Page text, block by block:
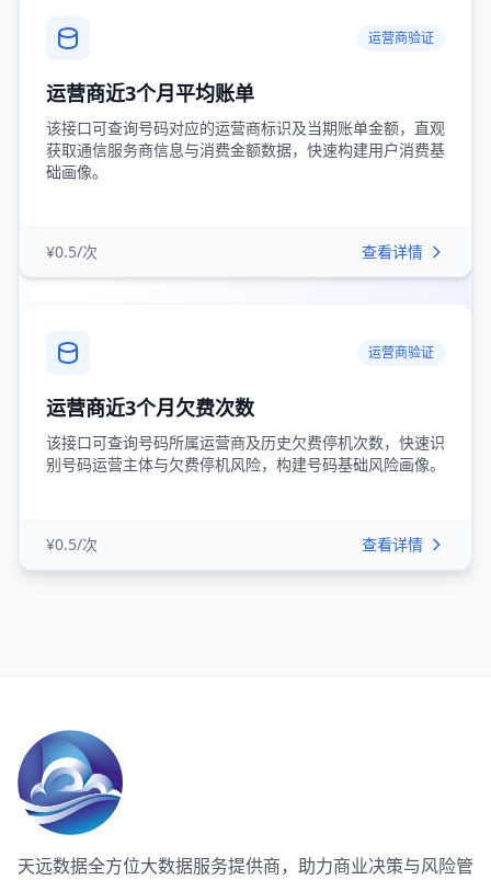
运营商验证
运营商近3个月平均账单
该接口可查询号码对应的运营商标识及当期账单金额，直观
获取通信服务商信息与消费金额数据，快速构建用户消费基
础画像。
¥0.5/次 查看详情
运营商验证
运营商近3个月欠费次数
该接口可查询号码所属运营商及历史欠费停机次数，快速识
别号码运营主体与欠费停机风险，构建号码基础风险画像。
¥0.5/次 查看详情
天远数据全方位大数据服务提供商，助力商业决策与风险管